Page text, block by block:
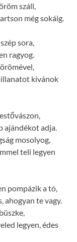
száll,
még sokáig.
sora,
ragyog.
kívánok
ajándékot adja.
mosolyog,
teli legyen
pompázik a tó,
ahogyan te vagy.
legyen, édes